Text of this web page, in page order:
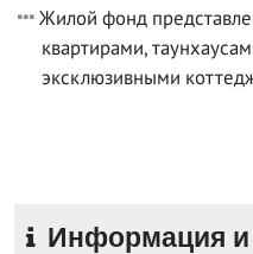
Жилой фонд
квартирами,
эксклюзивными
Информация и